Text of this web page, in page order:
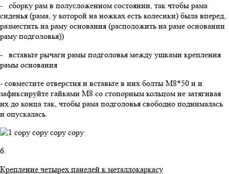
- сборку рам в полусложенном состоянии, так чтобы рама
сиденья (рама, у которой на ножках есть колесики) была вперед,
разместить на раму основания (расположить на раме основании
раму подголовья))
- вставьте рычаги рамы подголовья между ушками крепления
рамы основания
- совместите отверстия и вставьте в них болты М8*50 и и
зафиксируйте гайками М8 со стопорным кольцом не затягивая
их до конца так, чтобы рама подголовья свободно поднималась
и опускалась.
6.
Крепление четырех панелей к металлокаркасу